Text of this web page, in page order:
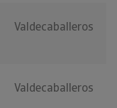
Valdecaballeros
Valdecaballeros